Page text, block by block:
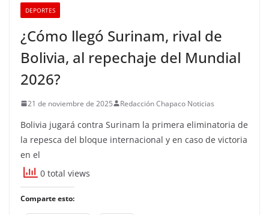
DEPORTES
¿Cómo llegó Surinam, rival de
Bolivia, al repechaje del Mundial
2026?
21 de noviembre de 2025 Redacción Chapaco Noticias
Bolivia jugará contra Surinam la primera eliminatoria de
la repesca del bloque internacional y en caso de victoria
en el
0 total views
Comparte esto: